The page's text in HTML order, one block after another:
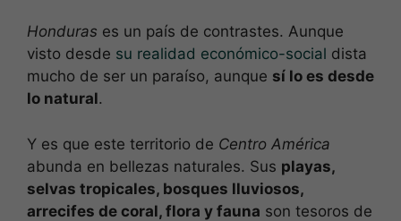
Honduras es un país de contrastes. Aunque
visto desde su realidad económico-social dista
mucho de ser un paraíso, aunque sí lo es desde
lo natural.
Y es que este territorio de Centro América
abunda en bellezas naturales. Sus playas,
selvas tropicales, bosques lluviosos,
arrecifes de coral, flora y fauna son tesoros de